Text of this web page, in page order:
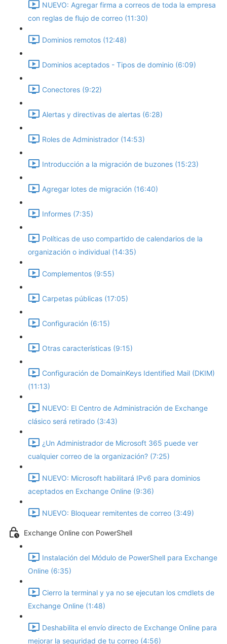
NUEVO: Agregar firma a correos de toda la empresa
con reglas de flujo de correo (11:30)
Dominios remotos (12:48)
Dominios aceptados - Tipos de dominio (6:09)
Conectores (9:22)
Alertas y directivas de alertas (6:28)
Roles de Administrador (14:53)
Introducción a la migración de buzones (15:23)
Agregar lotes de migración (16:40)
Informes (7:35)
Políticas de uso compartido de calendarios de la
organización o individual (14:35)
Complementos (9:55)
Carpetas públicas (17:05)
Configuración (6:15)
Otras características (9:15)
Configuración de DomainKeys Identified Mail (DKIM)
(11:13)
NUEVO: El Centro de Administración de Exchange
clásico será retirado (3:43)
¿Un Administrador de Microsoft 365 puede ver
cualquier correo de la organización? (7:25)
NUEVO: Microsoft habilitará IPv6 para dominios
aceptados en Exchange Online (9:36)
NUEVO: Bloquear remitentes de correo (3:49)
Exchange Online con PowerShell
Instalación del Módulo de PowerShell para Exchange
Online (6:35)
Cierro la terminal y ya no se ejecutan los cmdlets de
Exchange Online (1:48)
Deshabilita el envío directo de Exchange Online para
mejorar la seguridad de tu correo (4:56)